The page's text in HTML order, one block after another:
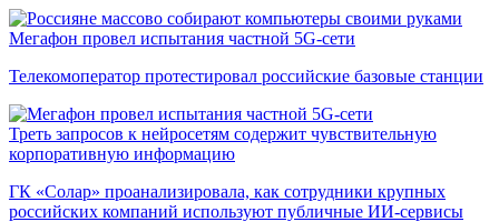
Мегафон провел испытания частной 5G-сети
Телекомоператор протестировал российские базовые станции
Треть запросов к нейросетям содержит чувствительную
корпоративную информацию
ГК «Солар» проанализировала, как сотрудники крупных
российских компаний используют публичные ИИ-сервисы